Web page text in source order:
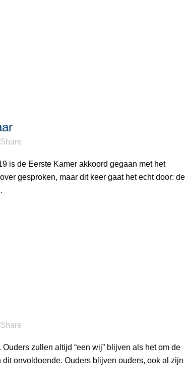
Share
is de Eerste Kamer akkoord gegaan met het
gesproken, maar dit keer gaat het echt door: de
Share
zullen altijd “een wij” blijven als het om de
onvoldoende. Ouders blijven ouders, ook al zijn